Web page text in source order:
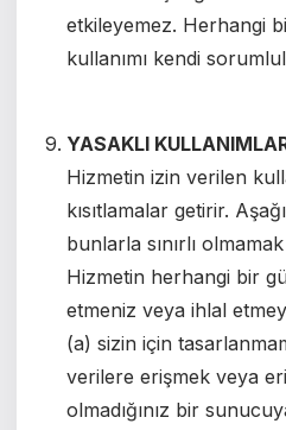
etkileyemez. Herhangi
kullanımı kendi
YASAKLI
Hizmetin izin verilen
kısıtlamalar getirir.
bunlarla sınırlı
Hizmetin herhangi bir
etmeniz veya ihlal
(a) sizin için
verilere erişmek veya
olmadığınız bir